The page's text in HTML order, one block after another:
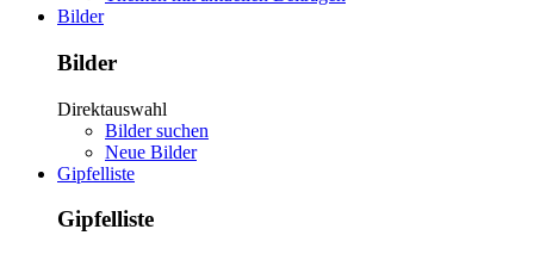
Bilder
Bilder
Direktauswahl
Bilder suchen
Neue Bilder
Gipfelliste
Gipfelliste